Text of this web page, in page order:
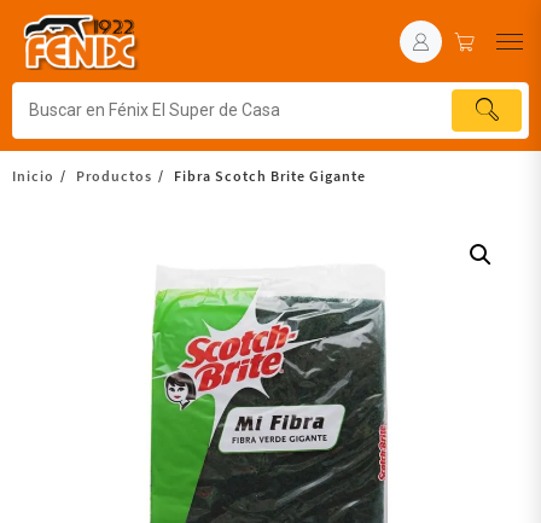
Inicio Productos Fibra Scotch Brite Gigante